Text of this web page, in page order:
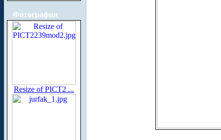
Фотографии
Resize of PICT2 ...